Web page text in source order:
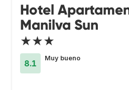
Hotel
Manilva Sun
★★★
8.1
Muy bueno